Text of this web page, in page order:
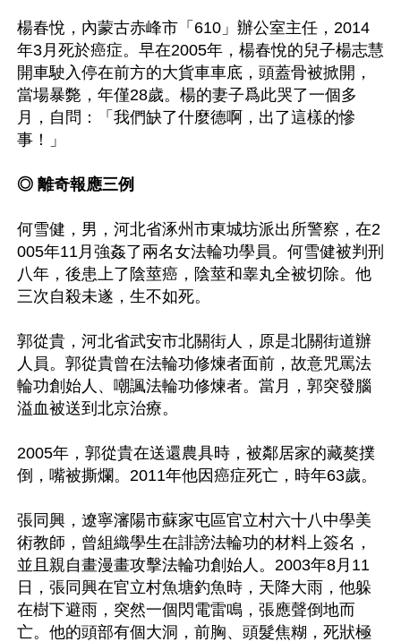
楊春悅，內蒙古赤峰市「610」辦公室主任，2014
年3月死於癌症。早在2005年，楊春悅的兒子楊志慧
開車駛入停在前方的大貨車車底，頭蓋骨被掀開，
當場暴斃，年僅28歲。楊的妻子爲此哭了一個多
月，自問：「我們缺了什麼德啊，出了這樣的慘
事！」
◎ 離奇報應三例
何雪健，男，河北省涿州市東城坊派出所警察，在2
005年11月強姦了兩名女法輪功學員。何雪健被判刑
八年，後患上了陰莖癌，陰莖和睾丸全被切除。他
三次自殺未遂，生不如死。
郭從貴，河北省武安市北關街人，原是北關街道辦
人員。郭從貴曾在法輪功修煉者面前，故意咒罵法
輪功創始人、嘲諷法輪功修煉者。當月，郭突發腦
溢血被送到北京治療。
2005年，郭從貴在送還農具時，被鄰居家的藏獒撲
倒，嘴被撕爛。2011年他因癌症死亡，時年63歲。
張同興，遼寧瀋陽市蘇家屯區官立村六十八中學美
術教師，曾組織學生在誹謗法輪功的材料上簽名，
並且親自畫漫畫攻擊法輪功創始人。2003年8月11
日，張同興在官立村魚塘釣魚時，天降大雨，他躲
在樹下避雨，突然一個閃電雷鳴，張應聲倒地而
亡。他的頭部有個大洞，前胸、頭髮焦糊，死狀極